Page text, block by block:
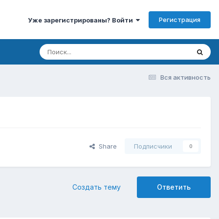
Уже зарегистрированы? Войти Регистрация
Вся активность
Share Подписчики 0
Ответить
Создать тему